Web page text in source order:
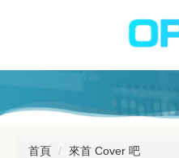
區
首頁 來首 Cover 吧